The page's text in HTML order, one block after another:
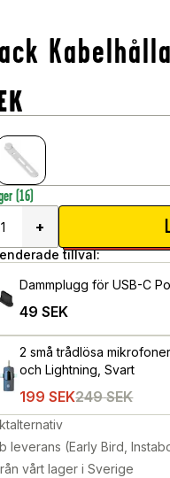
(16)
+
tillval:
Dammplugg för USB-C
49 SEK
2 små trådlösa
och Lightning, Svart
199 SEK249 SEK
leverans (Early Bird,
vårt lager i Sverige